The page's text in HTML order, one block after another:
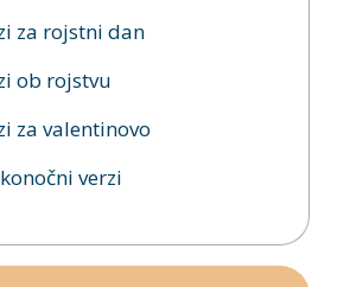
za rojstni dan
ob rojstvu
za valentinovo
verzi